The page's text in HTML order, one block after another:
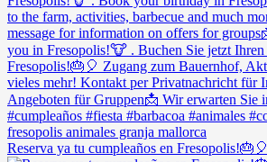
Reserva ya tu cumpleaños en Fresopolis!🎂🎈